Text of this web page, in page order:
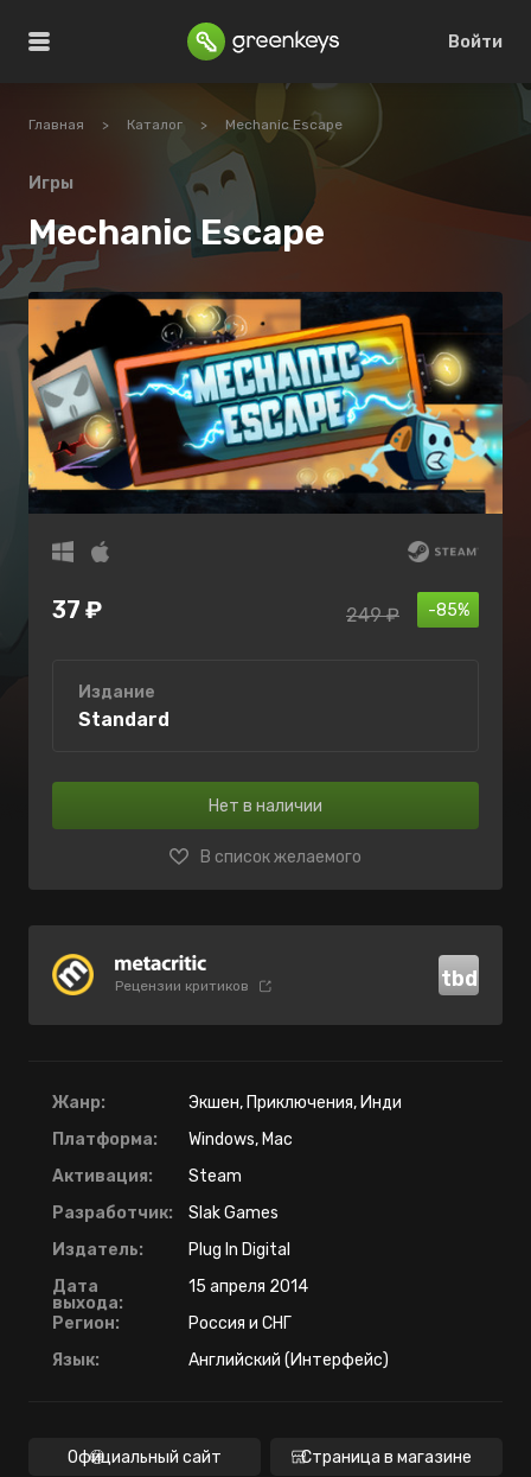
Войти
Главная > Каталог > Mechanic Escape
Игры
Mechanic Escape
37 ₽ -85%
249 ₽
Издание
Standard
Нет в наличии
В список желаемого
Рецензии критиков tbd
Жанр:
Экшен, Приключения, Инди
Платформа:
Windows, Mac
Активация:
Steam
Разработчик:
Slak Games
Издатель:
Plug In Digital
Дата
выхода:
15 апреля 2014
Регион:
Россия и СНГ
Язык:
Английский (Интерфейс)
Официальный сайт Страница в магазине